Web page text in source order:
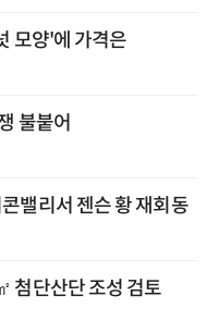
모양'에 가격은
불붙어
밸리서 젠슨 황 재회동
첨단산단 조성 검토